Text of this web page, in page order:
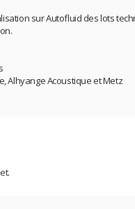
sur Autofluid des lots
Alhyange Acoustique et Metz